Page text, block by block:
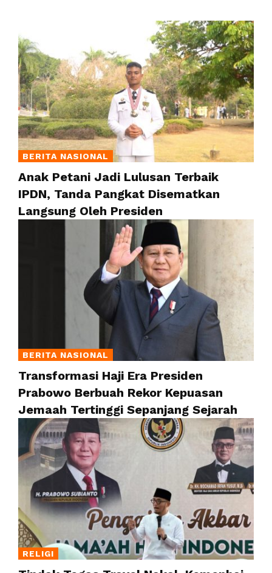
BERITA NASIONAL
Anak Petani Jadi Lulusan Terbaik
IPDN, Tanda Pangkat Disematkan
Langsung Oleh Presiden
BERITA NASIONAL
Transformasi Haji Era Presiden
Prabowo Berbuah Rekor Kepuasan
Jemaah Tertinggi Sepanjang Sejarah
RELIGI